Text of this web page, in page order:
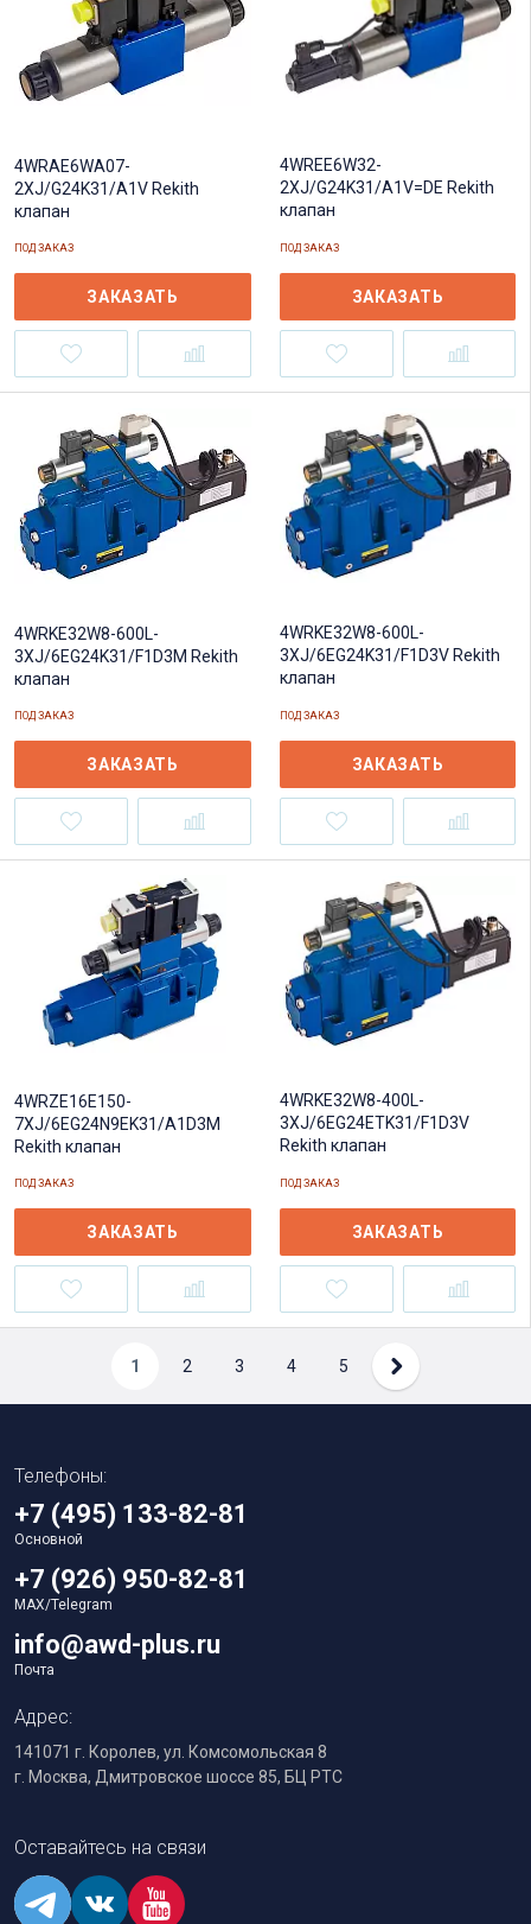
4WRAE6WA07-
2XJ/G24K31/A1V Rekith
клапан
ПОД ЗАКАЗ
ЗАКАЗАТЬ
4WREE6W32-
2XJ/G24K31/A1V=DE Rekith
клапан
ПОД ЗАКАЗ
ЗАКАЗАТЬ
4WRKE32W8-600L-
3XJ/6EG24K31/F1D3M Rekith
клапан
ПОД ЗАКАЗ
ЗАКАЗАТЬ
4WRKE32W8-600L-
3XJ/6EG24K31/F1D3V Rekith
клапан
ПОД ЗАКАЗ
ЗАКАЗАТЬ
4WRZE16E150-
7XJ/6EG24N9EK31/A1D3M
Rekith клапан
ПОД ЗАКАЗ
ЗАКАЗАТЬ
4WRKE32W8-400L-
3XJ/6EG24ETK31/F1D3V
Rekith клапан
ПОД ЗАКАЗ
ЗАКАЗАТЬ
1 2 3 4 5
Телефоны:
+7 (495) 133-82-81
Основной
+7 (926) 950-82-81
MAX/Telegram
info@awd-plus.ru
Почта
Адрес:
141071 г. Королев, ул. Комсомольская 8
г. Москва, Дмитровское шоссе 85, БЦ РТС
Оставайтесь на связи